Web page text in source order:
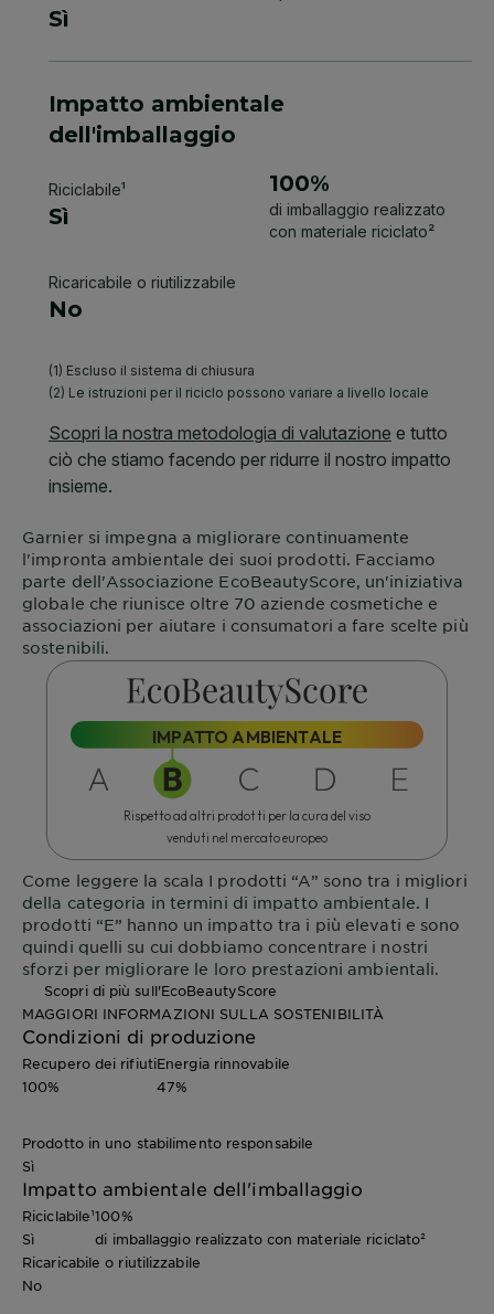
Garniersi impegna a migliorare continuamente
l'impronta ambientale dei suoi prodotti. Facciamo
parte dell'Associazione EcoBeautyScore , un'iniziativa
globale che riunisce oltre 70 aziende cosmetiche e
associazioni per aiutare i consumatori a fare scelte più
sostenibili.
IMPATTO AMBIENTALE
Rispetto ad altri prodotti per la cura del viso
venduti nel mercato europeo
Come leggere la scala I prodotti “A” sono tra i migliori
della categoria in termini di impatto ambientale. I
prodotti “E” hanno un impatto tra i più elevati e sono
quindi quelli su cui dobbiamo concentrare i nostri
sforzi per migliorare le loro prestazioni ambientali.
Scopri di più sull'EcoBeautyScore
MAGGIORI INFORMAZIONI SULLA SOSTENIBILITÀ
Condizioni di produzione
Recupero dei rifiuti
100%
Energia rinnovabile
47%
Prodotto in uno stabilimento responsabile
Sì
Impatto ambientale dell'imballaggio
Riciclabile¹
Sì
100%
di imballaggio realizzato con materiale riciclato²
Ricaricabile o riutilizzabile
No